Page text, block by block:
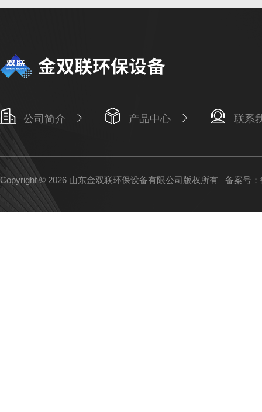
公司简介 产品中心 联系
Copyright © 2026 山东金双联环保设备有限公司版权所有 备案号